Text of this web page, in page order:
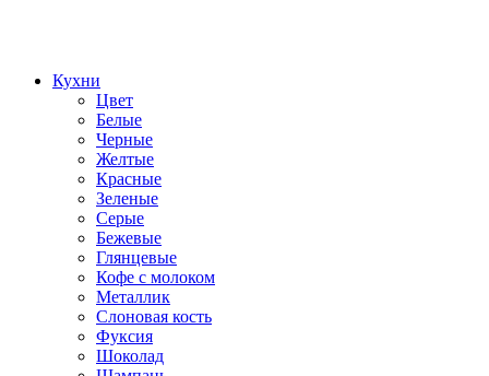
Кухни
Цвет
Белые
Черные
Желтые
Красные
Зеленые
Серые
Бежевые
Глянцевые
Кофе с молоком
Металлик
Слоновая кость
Фуксия
Шоколад